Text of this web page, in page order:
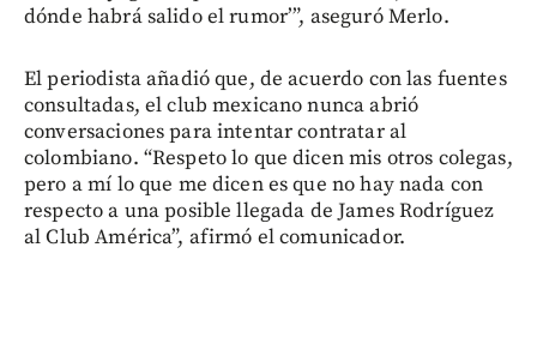
dónde habrá salido el rumor’”, aseguró Merlo.
El periodista añadió que, de acuerdo con las fuentes
consultadas, el club mexicano nunca abrió
conversaciones para intentar contratar al
colombiano. “Respeto lo que dicen mis otros colegas,
pero a mí lo que me dicen es que no hay nada con
respecto a una posible llegada de James Rodríguez
al Club América”, afirmó el comunicador.